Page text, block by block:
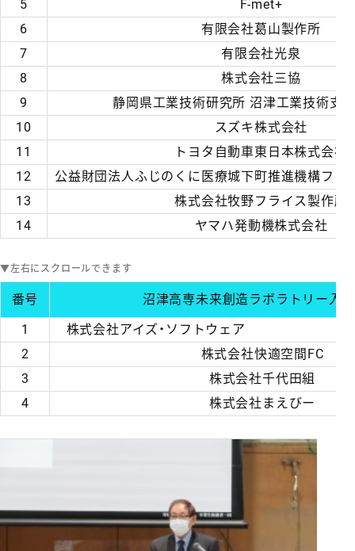
5
F-met+
6
有限会社葛山製作所
7
有限会社光泉
8
株式会社三協
9
静岡県工業技術研究所 沼津工業技術支
10
スズキ株式会社
11
トヨタ自動車東日本株式会社
12
公益財団法人ふじのくに医療城下町推進機構ファ
13
株式会社牧野フライス製作所
14
ヤマハ発動機株式会社
番号
沼津高専未来創造ラボラトリー入
1
株式会社アイズ・ソフ
2
株式会社快適空間FC
3
株式会社千代田組
4
株式会社まえびー